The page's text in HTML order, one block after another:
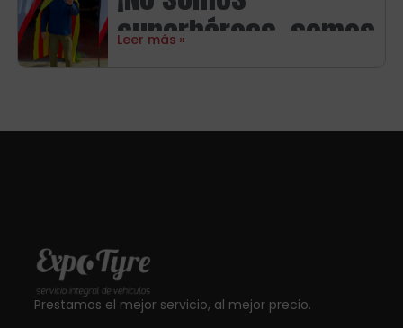
Michelin
superhéroes, somos
Leer más
Prestamos el mejor servicio, al mejor precio.